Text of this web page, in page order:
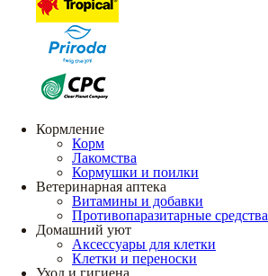
Кормление
Корм
Лакомства
Кормушки и поилки
Ветеринарная аптека
Витамины и добавки
Противопаразитарные средства
Домашний уют
Аксессуары для клетки
Клетки и переноски
Уход и гигиена